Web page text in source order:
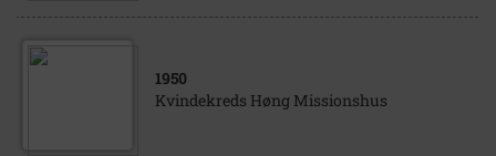
1950
Kvindekreds Høng Missionshus